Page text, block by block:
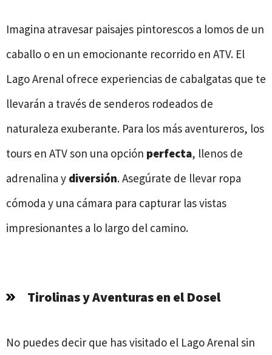
Imagina atravesar paisajes pintorescos a lomos de un
caballo o en un emocionante recorrido en ATV. El
Lago Arenal ofrece experiencias de cabalgatas que te
llevarán a través de senderos rodeados de
naturaleza exuberante. Para los más aventureros, los
tours en ATV son una opción perfecta, llenos de
adrenalina y diversión. Asegúrate de llevar ropa
cómoda y una cámara para capturar las vistas
impresionantes a lo largo del camino.
Tirolinas y Aventuras en el Dosel
No puedes decir que has visitado el Lago Arenal sin